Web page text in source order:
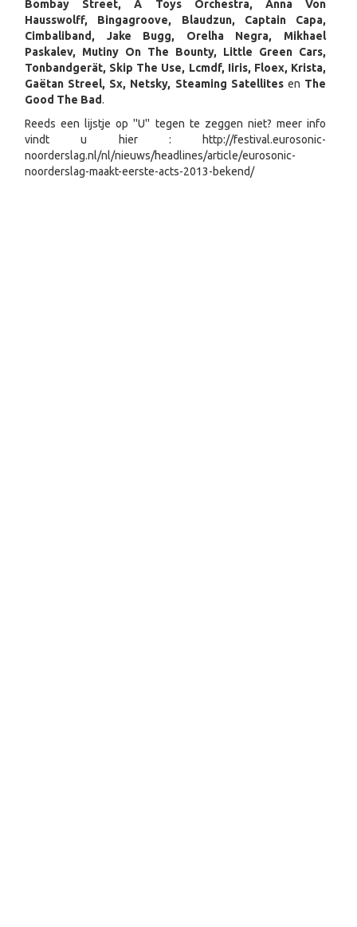
Bombay Street, A Toys Orchestra, Anna Von
Hausswolff, Bingagroove, Blaudzun, Captain Capa,
Cimbaliband, Jake Bugg, Orelha Negra, Mikhael
Paskalev, Mutiny On The Bounty, Little Green Cars,
Tonbandgerät, Skip The Use, Lcmdf, Iiris, Floex, Krista,
Gaëtan Streel, Sx, Netsky, Steaming Satellitesen The
Good The Bad.
Reeds een lijstje op ''U'' tegen te zeggen niet? meer info
vindt u hier : http://festival.eurosonic-
noorderslag.nl/nl/nieuws/headlines/article/eurosonic-
noorderslag-maakt-eerste-acts-2013-bekend/